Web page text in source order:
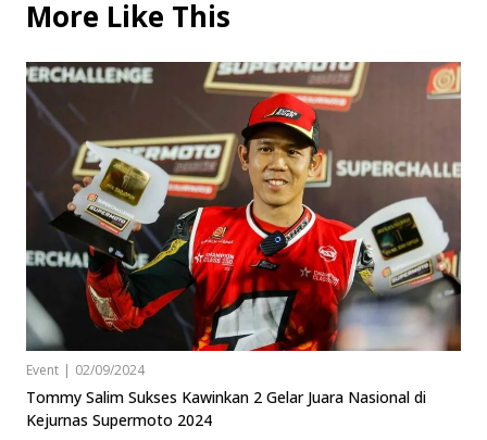
More Like This
Event | 02/09/2024
Tommy Salim Sukses Kawinkan 2 Gelar Juara Nasional di
Kejurnas Supermoto 2024